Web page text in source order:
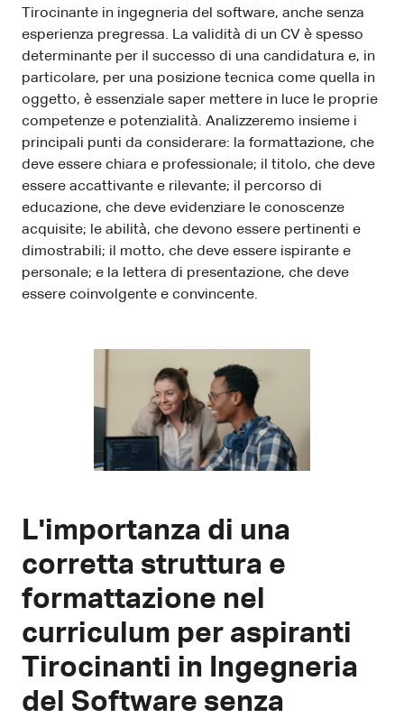
Tirocinante in ingegneria del software, anche senza
esperienza pregressa. La validità di un CV è spesso
determinante per il successo di una candidatura e, in
particolare, per una posizione tecnica come quella in
oggetto, è essenziale saper mettere in luce le proprie
competenze e potenzialità. Analizzeremo insieme i
principali punti da considerare: la formattazione, che
deve essere chiara e professionale; il titolo, che deve
essere accattivante e rilevante; il percorso di
educazione, che deve evidenziare le conoscenze
acquisite; le abilità, che devono essere pertinenti e
dimostrabili; il motto, che deve essere ispirante e
personale; e la lettera di presentazione, che deve
essere coinvolgente e convincente.
L'importanza di una
corretta struttura e
formattazione nel
curriculum per aspiranti
Tirocinanti in Ingegneria
del Software senza